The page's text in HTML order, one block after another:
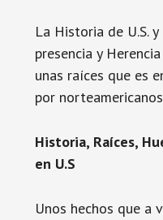
La Historia de U.S.
presencia y
unas raíces que es
por
Historia, Raíces,
en U.S
Unos hechos que a